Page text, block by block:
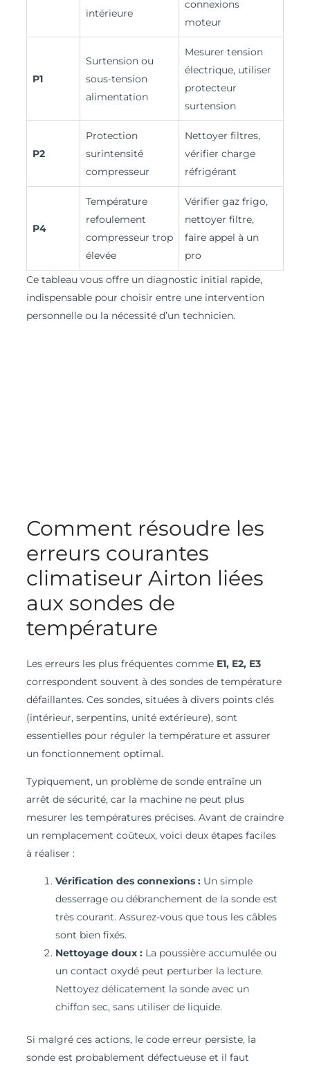
intérieure
connexions
moteur
P1
Surtension ou
sous-tension
alimentation
Mesurer tension
électrique, utiliser
protecteur
surtension
P2
Protection
surintensité
compresseur
Nettoyer filtres,
vérifier charge
réfrigérant
P4
Température
refoulement
compresseur trop
élevée
Vérifier gaz frigo,
nettoyer filtre,
faire appel à un
pro
Ce tableau vous offre un diagnostic initial rapide,
indispensable pour choisir entre une intervention
personnelle ou la nécessité d’un technicien.
Comment résoudre les
erreurs courantes
climatiseur Airton liées
aux sondes de
température
Les erreurs les plus fréquentes comme E1, E2, E3
correspondent souvent à des sondes de température
défaillantes. Ces sondes, situées à divers points clés
(intérieur, serpentins, unité extérieure), sont
essentielles pour réguler la température et assurer
un fonctionnement optimal.
Typiquement, un problème de sonde entraîne un
arrêt de sécurité, car la machine ne peut plus
mesurer les températures précises. Avant de craindre
un remplacement coûteux, voici deux étapes faciles
à réaliser :
Vérification des connexions :Un simple
desserrage ou débranchement de la sonde est
très courant. Assurez-vous que tous les câbles
sont bien fixés.
Nettoyage doux :La poussière accumulée ou
un contact oxydé peut perturber la lecture.
Nettoyez délicatement la sonde avec un
chiffon sec, sans utiliser de liquide.
Si malgré ces actions, le code erreur persiste, la
sonde est probablement défectueuse et il faut